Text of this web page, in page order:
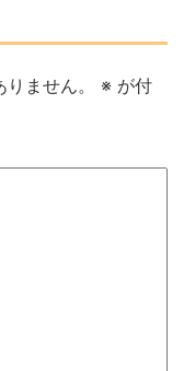
ません。 ※ が付